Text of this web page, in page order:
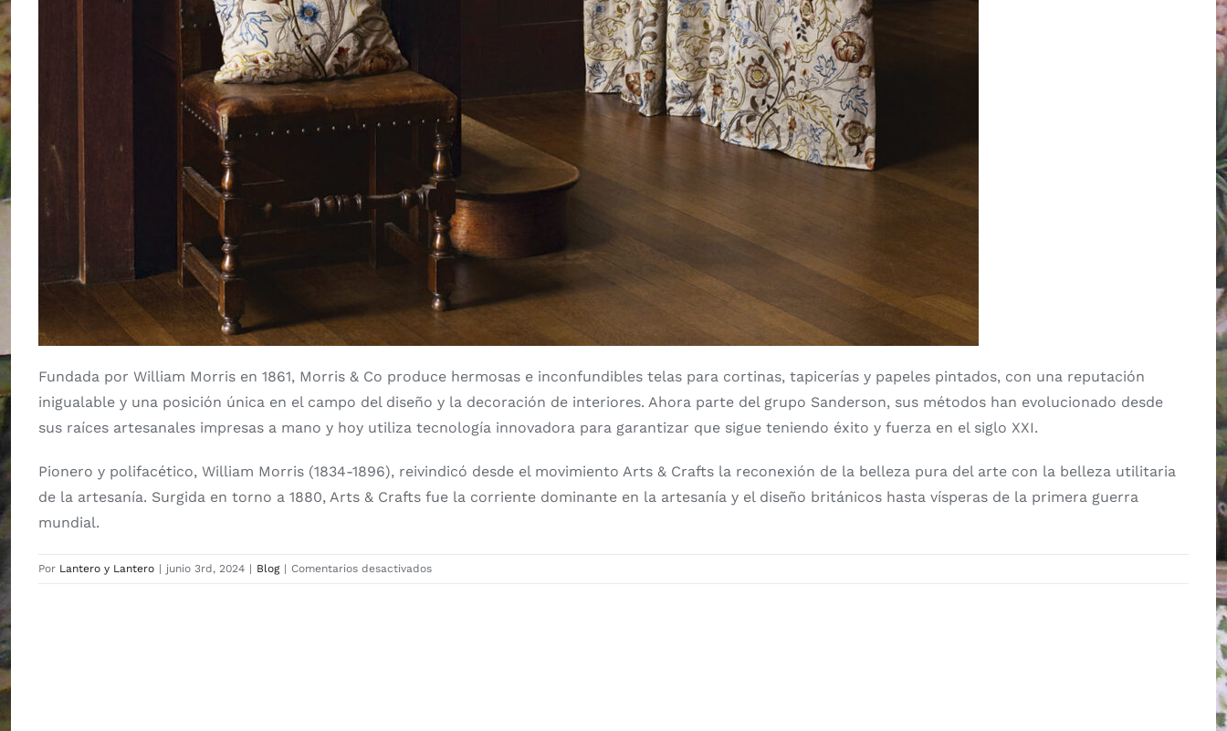
Fundada por William Morris en 1861, Morris & Co produce hermosas e inconfundibles telas para cortinas, tapicerías y papeles pintados, con una reputación
inigualable y una posición única en el campo del diseño y la decoración de interiores. Ahora parte del grupo Sanderson, sus métodos han evolucionado desde
sus raíces artesanales impresas a mano y hoy utiliza tecnología innovadora para garantizar que sigue teniendo éxito y fuerza en el siglo XXI.
Pionero y polifacético, William Morris (1834-1896), reivindicó desde el movimiento Arts & Crafts la reconexión de la belleza pura del arte con la belleza utilitaria
de la artesanía. Surgida en torno a 1880, Arts & Crafts fue la corriente dominante en la artesanía y el diseño británicos hasta vísperas de la primera guerra
mundial.
Por Lantero y Lantero | junio 3rd, 2024 | Blog | Comentarios desactivadosen